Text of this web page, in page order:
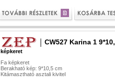
CW527 Karina 1
képkeret
Fa képkeret
Berakható kép: 9*10,5 cm
Kitámasztható asztali kivitel